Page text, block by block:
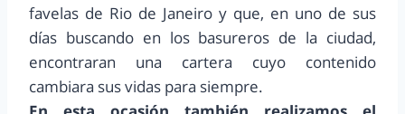
favelas de Rio de Janeiro y que, en uno de sus
días buscando en los basureros de la ciudad,
encontraran una cartera cuyo contenido
cambiara sus vidas para siempre.